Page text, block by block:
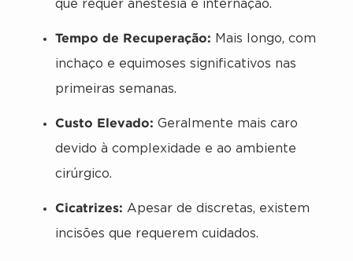
que requer anestesia e internação.
Tempo de Recuperação: Mais longo, com
inchaço e equimoses significativos nas
primeiras semanas.
Custo Elevado: Geralmente mais caro
devido à complexidade e ao ambiente
cirúrgico.
Cicatrizes: Apesar de discretas, existem
incisões que requerem cuidados.